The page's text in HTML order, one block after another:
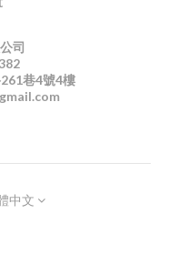
司
巷4號4樓
中文